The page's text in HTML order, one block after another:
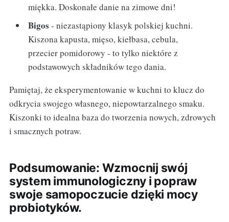
miękka. Doskonałe danie na zimowe dni!
Bigos - niezastąpiony klasyk polskiej kuchni.
Kiszona kapusta, mięso, kiełbasa, cebula,
przecier pomidorowy - to tylko niektóre z
podstawowych składników tego dania.
Pamiętaj, że eksperymentowanie w kuchni to klucz do
odkrycia swojego własnego, niepowtarzalnego smaku.
Kiszonki to idealna baza do tworzenia nowych, zdrowych
i smacznych potraw.
Podsumowanie: Wzmocnij swój
system immunologiczny i popraw
swoje samopoczucie dzięki mocy
probiotyków.